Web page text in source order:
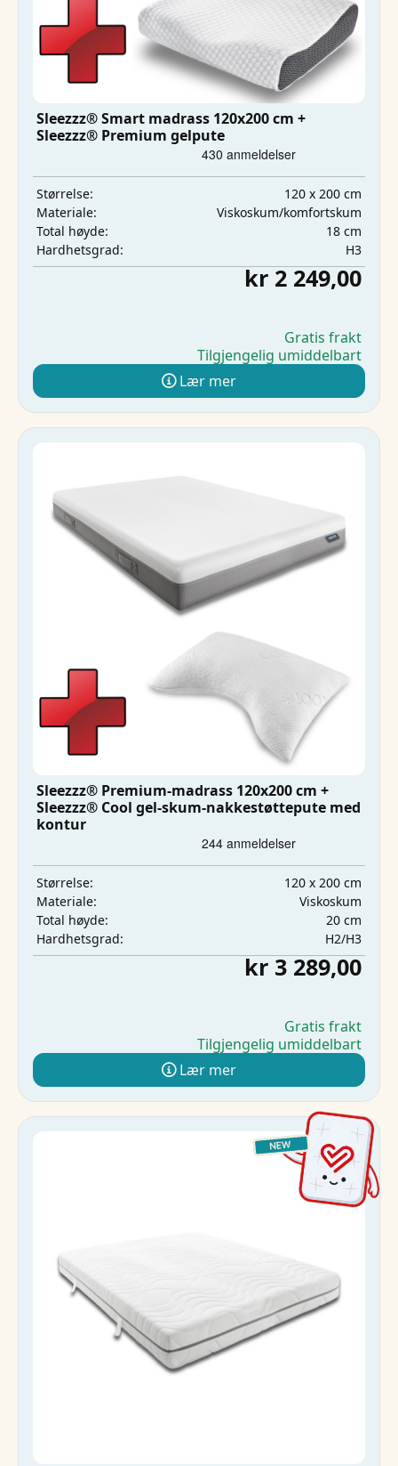
Sleezzz® Smart madrass 120x200 cm +
Sleezzz® Premium gelpute
Størrelse:
120 x 200 cm
Materiale:
Viskoskum/komfortskum
Total høyde:
18 cm
Hardhetsgrad:
H3
kr 2 249,00
Gratis frakt
Tilgjengelig umiddelbart
Lær mer
Sleezzz® Premium-madrass 120x200 cm +
Sleezzz® Cool gel-skum-nakkestøttepute med
kontur
Størrelse:
120 x 200 cm
Materiale:
Viskoskum
Total høyde:
20 cm
Hardhetsgrad:
H2/H3
kr 3 289,00
Gratis frakt
Tilgjengelig umiddelbart
Lær mer